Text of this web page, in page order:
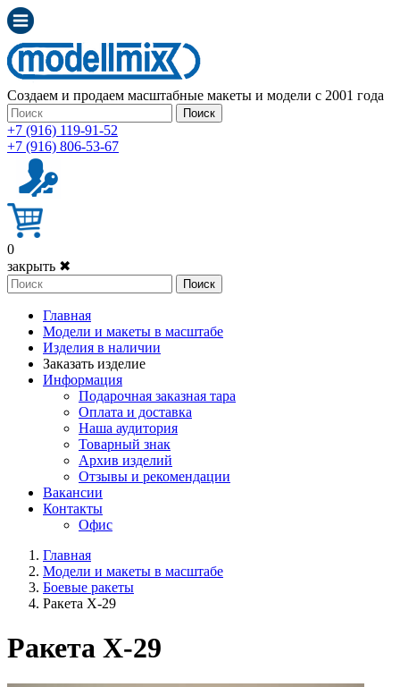
Создаем и продаем масштабные макеты и модели с 2001 года
Поиск
+7 (916) 119-91-52
+7 (916) 806-53-67
0
закрыть ✖
Поиск
Главная
Модели и макеты в масштабе
Изделия в наличии
Заказать изделие
Информация
Подарочная заказная тара
Оплата и доставка
Наша аудитория
Товарный знак
Архив изделий
Отзывы и рекомендации
Вакансии
Контакты
Офис
Главная
Модели и макеты в масштабе
Боевые ракеты
Ракета Х-29
Ракета Х-29